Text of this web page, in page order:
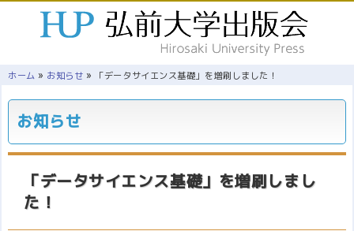
ホーム » お知らせ » 「データサイエンス基礎」を増刷しました！
お知らせ
「データサイエンス基礎」を増刷しまし
た！